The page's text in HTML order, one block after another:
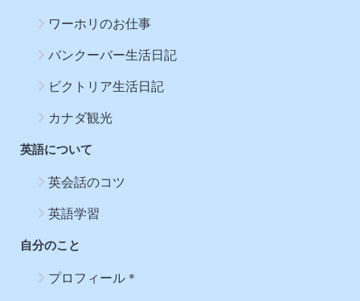
ワーホリのお仕事
バンクーバー生活日記
ビクトリア生活日記
カナダ観光
英語について
英会話のコツ
英語学習
自分のこと
プロフィール＊